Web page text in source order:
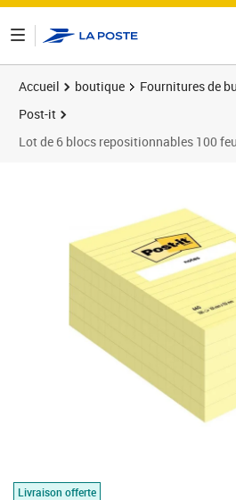
Accueil boutique Fournitures de
Post-it
Lot de 6 blocs repositionnables 100
Livraison offerte